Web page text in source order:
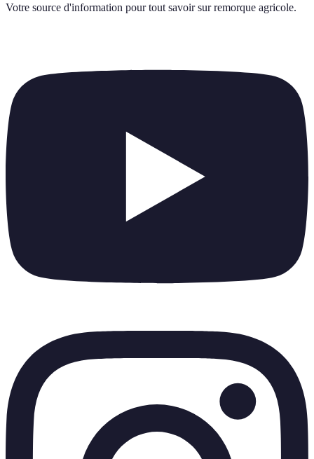
Votre source d'information pour tout savoir sur remorque agricole.